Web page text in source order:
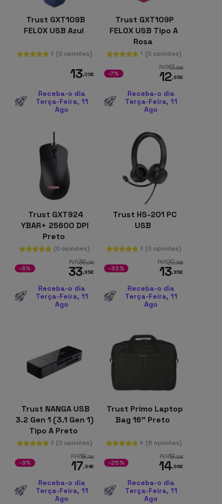
Trust GXT109B
FELOX USB Azul
2 (0 opiniões)
13,00€
Receba-o dia
Terça-Feira, 11
Ago
Trust GXT109P
FELOX USB Tipo A
Rosa
1 (0 opiniões)
PVR13,99€
12,95€
-7%
Receba-o dia
Terça-Feira, 11
Ago
Trust GXT924
YBAR+ 25600 DPI
Preto
(0 opiniões)
PVR36,91€
33,95€
-8%
Receba-o dia
Terça-Feira, 11
Ago
Trust HS-201 PC
USB
3 (0 opiniões)
PVR20,95€
13,95€
-33%
Receba-o dia
Terça-Feira, 11
Ago
Trust NANGA USB
3.2 Gen 1 (3.1 Gen 1)
Tipo A Preto
2 (0 opiniões)
PVR19,74€
17,94€
-9%
Receba-o dia
Terça-Feira, 11
Ago
Trust Primo Laptop
Bag 16" Preto
8 (6 opiniões)
PVR19,99€
14,96€
-25%
Receba-o dia
Terça-Feira, 11
Ago